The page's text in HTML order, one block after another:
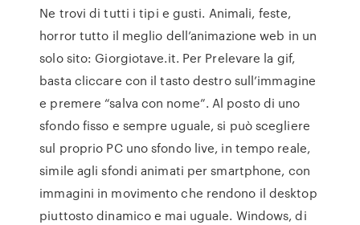
Ne trovi di tutti i tipi e gusti. Animali, feste,
horror tutto il meglio dell’animazione web in un
solo sito: Giorgiotave.it. Per Prelevare la gif,
basta cliccare con il tasto destro sull’immagine
e premere “salva con nome”. Al posto di uno
sfondo fisso e sempre uguale, si può scegliere
sul proprio PC uno sfondo live, in tempo reale,
simile agli sfondi animati per smartphone, con
immagini in movimento che rendono il desktop
piuttosto dinamico e mai uguale. Windows, di